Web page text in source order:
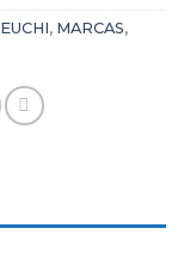
, MARCAS,